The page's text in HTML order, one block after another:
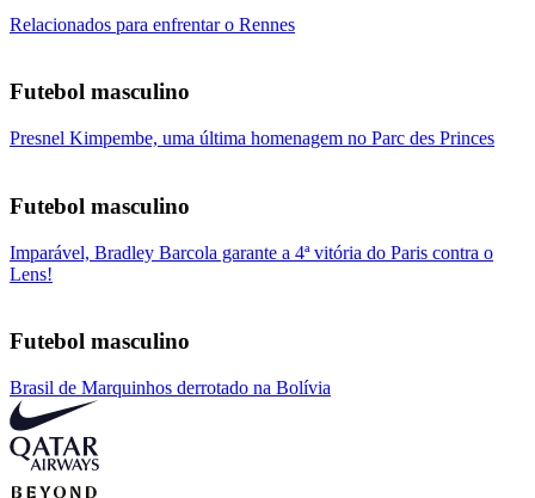
Relacionados para enfrentar o Rennes
Futebol masculino
Presnel Kimpembe, uma última homenagem no Parc des Princes
Futebol masculino
Imparável, Bradley Barcola garante a 4ª vitória do Paris contra o
Lens!
Futebol masculino
Brasil de Marquinhos derrotado na Bolívia